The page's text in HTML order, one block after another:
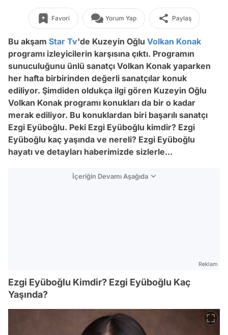
Favori Yorum Yap Paylaş
Bu akşam Star Tv'de Kuzeyin Oğlu Volkan Konak
programı izleyicilerin karşısına çıktı. Programın
sunuculuğunu ünlü sanatçı Volkan Konak yaparken
her hafta birbirinden değerli sanatçılar konuk
ediliyor. Şimdiden oldukça ilgi gören Kuzeyin Oğlu
Volkan Konak programı konukları da bir o kadar
merak ediliyor. Bu konuklardan biri başarılı sanatçı
Ezgi Eyüboğlu. Peki Ezgi Eyüboğlu kimdir? Ezgi
Eyüboğlu kaç yaşında ve nereli? Ezgi Eyüboğlu
hayatı ve detayları haberimizde sizlerle...
İçeriğin Devamı Aşağıda
Reklam
Ezgi Eyüboğlu Kimdir? Ezgi Eyüboğlu Kaç
Yaşında?